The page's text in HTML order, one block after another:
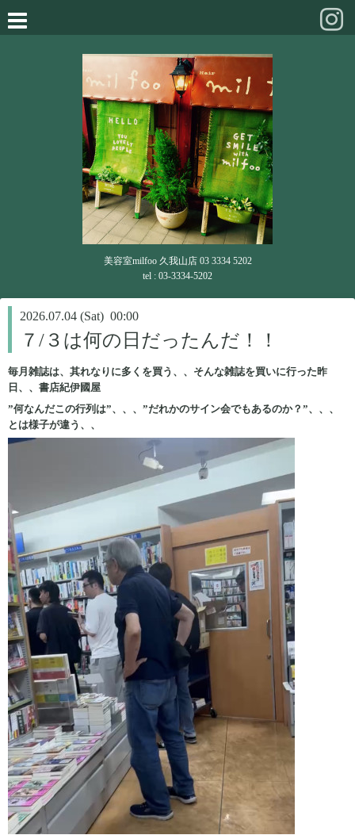
美容室milfoo 久我山店 03 3334 5202
tel : 03-3334-5202
2026.07.04 (Sat) 00:00
７/３は何の日だったんだ！！
毎月雑誌は、其れなりに多くを買う、、そんな雑誌を買いに行った昨
日、、書店紀伊國屋
”何なんだこの行列は”、、、”だれかのサイン会でもあるのか？”、、、
とは様子が違う、、